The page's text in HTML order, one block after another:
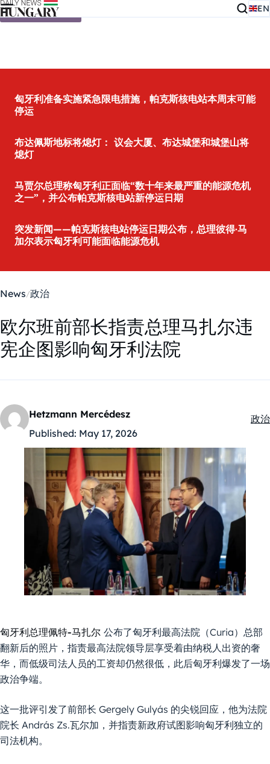
Skip to content EN
匈牙利准备实施紧急限电措施，帕克斯核电站本周末可能
停运
布达佩斯地标将熄灯： 议会大厦、布达城堡和城堡山将
熄灯
马贾尔总理称匈牙利正面临“数十年来最严重的能源危机
之一”，并公布帕克斯核电站新停运日期
突发新闻——帕克斯核电站停运日期公布，总理彼得·马
加尔表示匈牙利可能面临能源危机
News 政治
欧尔班前部长指责总理马扎尔违
宪企图影响匈牙利法院
Hetzmann Mercédesz
Published: May 17, 2026
政治
匈牙利总理佩特-马扎尔 公布了匈牙利最高法院（Curia）总部
翻新后的照片，指责最高法院领导层享受着由纳税人出资的奢
华，而低级司法人员的工资却仍然很低，此后匈牙利爆发了一场
政治争端。
这一批评引发了前部长 Gergely Gulyás 的尖锐回应，他为法院
院长 András Zs.瓦尔加，并指责新政府试图影响匈牙利独立的
司法机构。